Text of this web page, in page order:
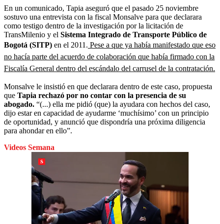
En un comunicado, Tapia aseguró que el pasado 25 noviembre
sostuvo una entrevista con la fiscal Monsalve para que declarara
como testigo dentro de la investigación por la licitación de
TransMilenio y el Sistema Integrado de Transporte Público de
Bogotá (SITP) en el 2011. Pese a que ya había manifestado que eso
no hacía parte del acuerdo de colaboración que había firmado con la
Fiscalía General dentro del escándalo del carrusel de la contratación.
Monsalve le insistió en que declarara dentro de este caso, propuesta
que Tapia rechazó por no contar con la presencia de su
abogado. “(...) ella me pidió (que) la ayudara con hechos del caso,
dijo estar en capacidad de ayudarme ‘muchísimo’ con un principio
de oportunidad, y anunció que dispondría una próxima diligencia
para ahondar en ello”.
Videos Semana